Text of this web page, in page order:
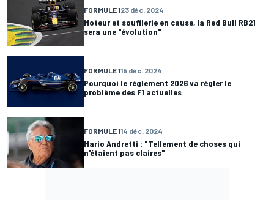
FORMULE 123 déc. 2024
Moteur et soufflerie en cause, la Red Bull RB21
sera une "évolution"
FORMULE 115 déc. 2024
Pourquoi le règlement 2026 va régler le
problème des F1 actuelles
FORMULE 114 déc. 2024
Mario Andretti : "Tellement de choses qui
n'étaient pas claires"